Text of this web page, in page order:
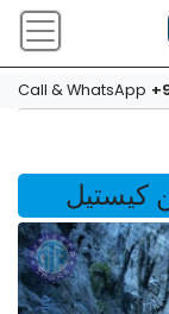
Call & WhatsApp
كيستيل